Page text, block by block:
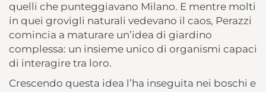
quelli che punteggiavano Milano. E mentre molti
in quei grovigli naturali vedevano il caos, Perazzi
comincia a maturare un’idea di giardino
complessa: un insieme unico di organismi capaci
di interagire tra loro.
Crescendo questa idea l’ha inseguita nei boschi e